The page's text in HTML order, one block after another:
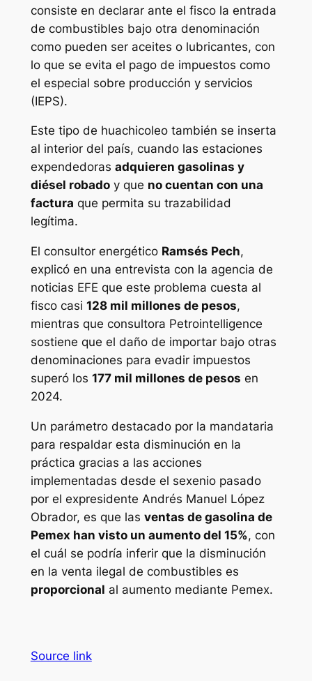
consiste en declarar ante el fisco la entrada
de combustibles bajo otra denominación
como pueden ser aceites o lubricantes, con
lo que se evita el pago de impuestos como
el especial sobre producción y servicios
(IEPS).
Este tipo de huachicoleo también se inserta
al interior del país, cuando las estaciones
expendedoras adquieren gasolinas y
diésel robadoy que no cuentan con una
factura que permita su trazabilidad
legítima.
El consultor energético Ramsés Pech,
explicó en una entrevista con la agencia de
noticias EFE que este problema cuesta al
fisco casi 128 mil millones de pesos,
mientras que consultora Petrointelligence
sostiene que el daño de importar bajo otras
denominaciones para evadir impuestos
superó los 177 mil millones de pesos en
2024.
Un parámetro destacado por la mandataria
para respaldar esta disminución en la
práctica gracias a las acciones
implementadas desde el sexenio pasado
por el expresidente Andrés Manuel López
Obrador, es que las ventas de gasolina de
Pemex han visto un aumento del 15%, con
el cuál se podría inferir que la disminución
en la venta ilegal de combustibles es
proporcional al aumento mediante Pemex.
Source link